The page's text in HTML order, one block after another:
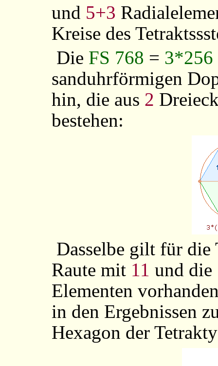
und 5+3
Kreise des
Die FS 768 = 3*256
sanduhrförmigen
hin, die aus 2
bestehen:
Dasselbe gilt für die
Raute mit 11 und
Elementen
in den Ergebnissen
Hexagon der